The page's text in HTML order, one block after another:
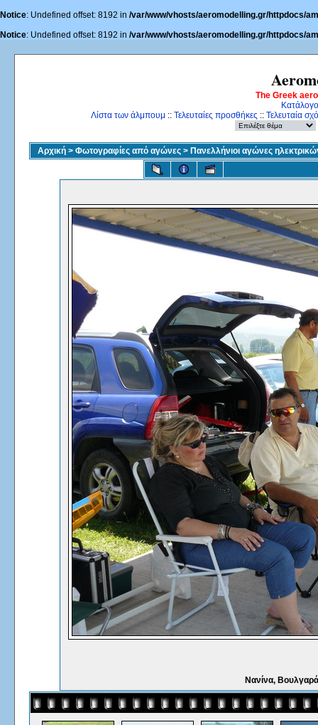
Notice: Undefined offset: 8192 in /var/www/vhosts/aeromodelling.gr/httpdocs/
Notice: Undefined offset: 8192 in /var/www/vhosts/aeromodelling.gr/httpdocs/
The Greek
Λίστα των άλμπουμ :: Τελευταίες προσθήκες :: Τελευταία
Αρχική > Φωτογραφίες από αγώνες > Πανελλήνιοι αγώνες
Νανίνα,